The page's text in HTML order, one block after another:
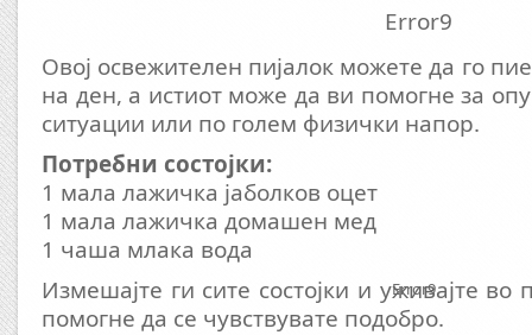
Error9
Овој освежителен пијалок можете да го
на ден, а истиот може да ви помогне за
ситуации или по голем физички напор.
Потребни состојки:
1 мала лажичка јаболков оцет
1 мала лажичка домашен мед
1 чаша млака вода
Измешајте ги сите состојки и уживајте во
помогне да се чувствувате подобро.
Error9